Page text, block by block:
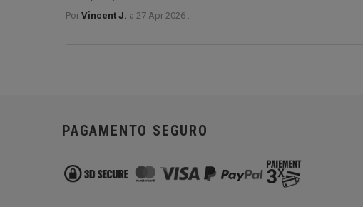
Por Vincent J. a 27 Apr 2026 :
PAGAMENTO SEGURO